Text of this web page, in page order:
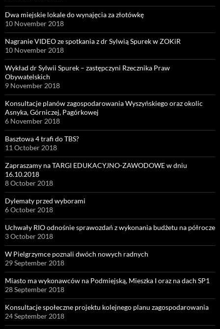
Dwa miejskie lokale do wynajęcia za złotówkę
10 November 2018
Nagranie VIDEO ze spotkania z dr Sylwią Spurek w ZOKiR
10 November 2018
Wykład dr Sylwii Spurek – zastępczyni Rzecznika Praw
Obywatelskich
9 November 2018
Konsultacje planów zagospodarowania Wyszyńskiego oraz okolic
Asnyka, Górniczej, Pagórkowej
6 November 2018
Basztowa 4 trafi do TBS?
11 October 2018
Zapraszamy na TARGI EDUKACYJNO-ZAWODOWE w dniu
16.10.2018
8 October 2018
Dylematy przed wyborami
6 October 2018
Uchwały RIO odnośnie sprawozdań z wykonania budżetu na półrocze
3 October 2018
W Pielgrzymce poznali dwóch nowych radnych
29 September 2018
Miasto ma wykonawców na Podmiejską, Mieszka I oraz na dach SP1
28 September 2018
Konsultacje społeczne projektu kolejnego planu zagospodarowania
24 September 2018